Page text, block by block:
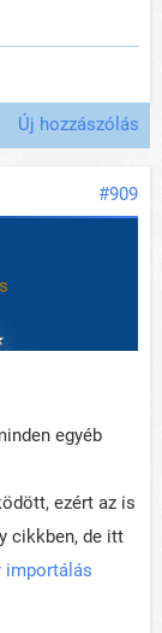
Új hozzászólás
#909
egyéb
ezért az is
cikkben, de itt
importálás